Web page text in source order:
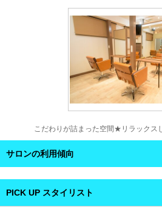
こだわりが詰まった空間★リラックス
サロンの利用傾向
PICK UP スタイリスト